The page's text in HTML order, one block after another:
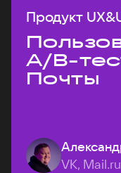
Продукт
A/B-
Почты
VK, Mail.ru